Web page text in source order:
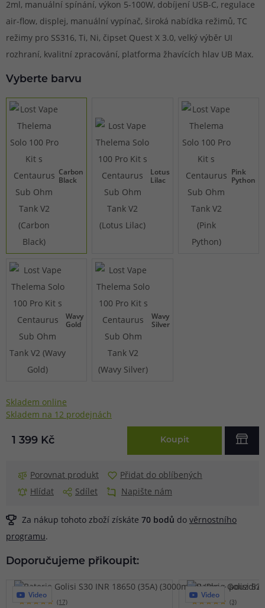
2ml, manuální spínání, výkon 5-100W, dobíjení USB-C, regulace
air-flow, displej, manuální vypínač, široká nabídka režimů, TC
režimy pro SS316, Ti, Ni, čipset Quest X 3.0, velký výběr UI
rozhraní, kvalitní zpracování, platforma žhavících hlav UB Max.
Vyberte barvu
Carbon
Black
Lotus
Lilac
Pink
Python
Wavy
Gold
Wavy
Silver
Skladem online
Skladem na 12 prodejnách
1 399 Kč Koupit
Porovnat produkt
Přidat do oblíbených
Hlídat
Sdílet Napište nám
Za nákup tohoto zboží získáte 70 bodů do věrnostního
programu.
Doporučujeme přikoupit:
Video
(17)
Video
(3)